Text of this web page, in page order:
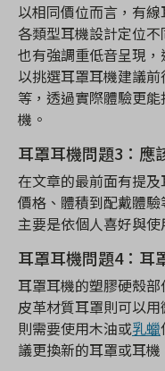
以相同價位而言，有
各類型耳機設計定位
也有強調重低音呈現
以挑選耳罩耳機建議
等，透過實際體驗更
機。
耳罩耳機問題3：應
在文章的最前面有提
價格、體積到配戴體
主要是依個人喜好與
耳罩耳機問題4：耳
耳罩耳機的塑膠硬殼
皮革材質耳罩則可以
則需要使用木油或乳蠟
議更換新的耳罩或耳機